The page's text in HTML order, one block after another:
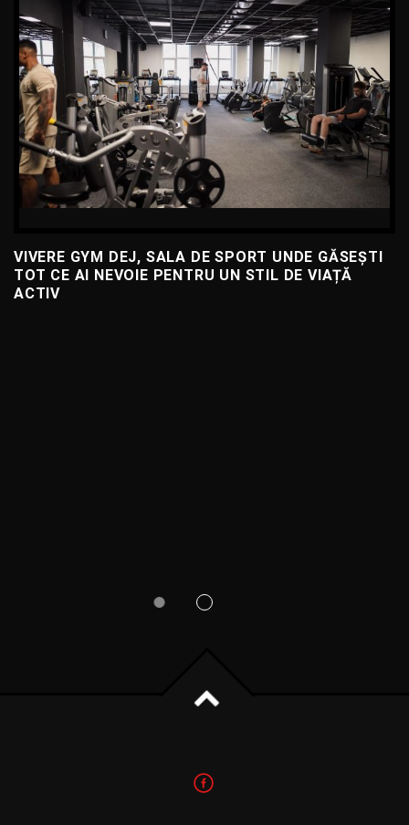
VIVERE GYM DEJ, SALA DE SPORT UNDE GĂSEȘTI
TOT CE AI NEVOIE PENTRU UN STIL DE VIAȚĂ
ACTIV